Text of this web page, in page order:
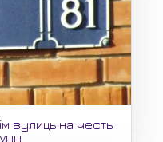
вулиць на честь